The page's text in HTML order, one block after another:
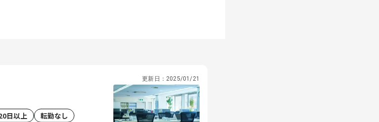
更新日： 2025/01/21
日以上
転勤なし